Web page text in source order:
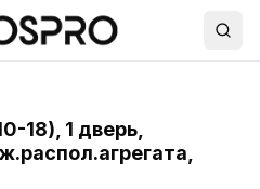
18), 1 дверь,